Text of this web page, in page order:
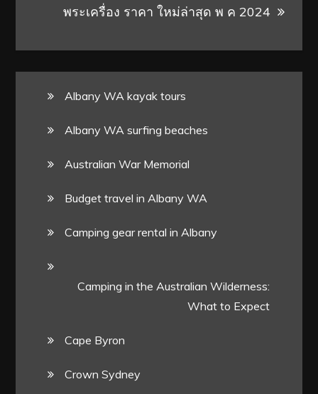
พระเครื่อง ราคา ใหม่ล่าสุด พ ค 2024
Albany WA kayak tours
Albany WA surfing beaches
Australian War Memorial
Budget travel in Albany WA
Camping gear rental in Albany
Camping in the Australian Wilderness:
What to Expect
Cape Byron
Crown Sydney